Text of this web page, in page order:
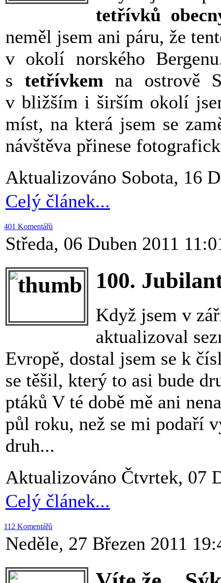
tetřívků
neměl jsem ani páru, že
v okolí norského
s tetřívkem na ostrově
v bližším i širším okolí
míst, na která jsem se
návštěva přinese
Aktualizováno Sobota, 16
Celý článek...
401 Komentářů
Středa, 06 Duben 2011
100.
Když jsem v
aktualizoval
Evropě, dostal jsem se k
se těšil, který to asi bude
ptáků V té době mě ani
půl roku, než se mi podaří
druh...
Aktualizováno Čtvrtek, 07
Celý článek...
112 Komentářů
Neděle, 27 Březen 2011